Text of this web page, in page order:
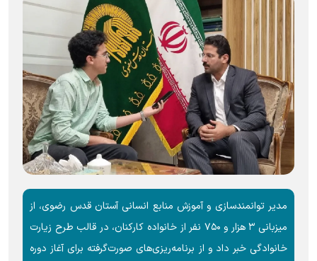
مدیر توانمندسازی و آموزش منابع انسانی آستان قدس رضوی، از
میزبانی ۳ هزار و ۷۵۰ نفر از خانواده کارکنان، در قالب طرح زیارت
خانوادگی خبر داد و از برنامه‌ریزی‌های صورت‌گرفته برای آغاز دوره